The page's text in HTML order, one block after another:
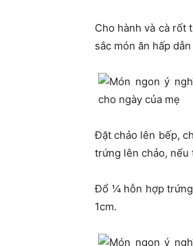
Cho hành và cà rốt
sắc món ăn hấp
Đặt chảo lên bếp,
trứng lên chảo, nếu
Đổ ¼ hỗn hợp trứng
1cm.